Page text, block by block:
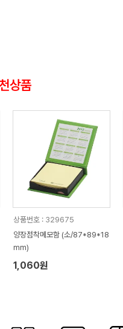
상품
상품번호 : 329675
양장점착메모함 (소/87*89*18
mm)
1,060원